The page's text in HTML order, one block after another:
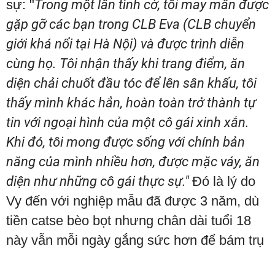
sự: "Trong một lần tình cờ, tôi may mắn được
gặp gỡ các bạn trong CLB Eva (CLB chuyển
giới khá nổi tại Hà Nội) và được trình diễn
cùng họ. Tôi nhận thấy khi trang điểm, ăn
diện chải chuốt đầu tóc để lên sân khấu, tôi
thấy mình khác hẳn, hoàn toàn trở thành tự
tin với ngoại hình của một cô gái xinh xắn.
Khi đó, tôi mong được sống với chính bản
năng của mình nhiều hơn, được mặc váy, ăn
diện như những cô gái thực sự."Đó là lý do
Vy đến với nghiệp mẫu đã được 3 năm, dù
tiền catse bèo bọt nhưng chân dài tuổi 18
này vẫn mỗi ngày gắng sức hơn để bám trụ